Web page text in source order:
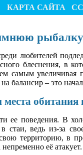
КАРТА САЙТА
любителей
блеснения, в
самым
балансир – это
места
ее поведения. В
ведь из-за
территорию, в
её атакует.